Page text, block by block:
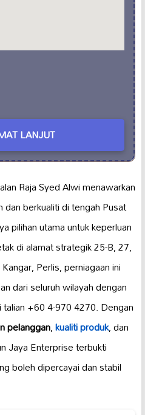
LANJUT
Raja Syed Alwi menawarkan
berkualiti di tengah Pusat
pilihan utama untuk keperluan
di alamat strategik 25-B, 27,
Perlis, perniagaan ini
dari seluruh wilayah dengan
+60 4-970 4270. Dengan
pelanggan,kualiti produk, dan
Jaya Enterprise terbukti
boleh dipercayai dan stabil